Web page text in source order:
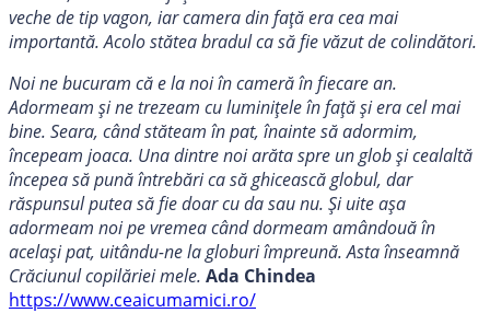
veche de tip vagon, iar camera din față era cea mai
importantă. Acolo stătea bradul ca să fie văzut de colindători.
Noi ne bucuram că e la noi în cameră în fiecare an.
Adormeam și ne trezeam cu luminițele în față și era cel mai
bine. Seara, când stăteam în pat, înainte să adormim,
începeam joaca. Una dintre noi arăta spre un glob și cealaltă
începea să pună întrebări ca să ghicească globul, dar
răspunsul putea să fie doar cu da sau nu. Și uite așa
adormeam noi pe vremea când dormeam amândouă în
același pat, uitându-ne la globuri împreună. Asta înseamnă
Crăciunul copilăriei mele. Ada Chindea
https://www.ceaicumamici.ro/